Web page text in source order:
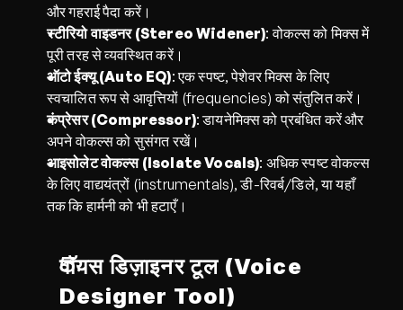
और गहराई पैदा करें।
स्टीरियो वाइडनर (Stereo Widener): वोकल्स को मिक्स में
पूरी तरह से व्यवस्थित करें।
ऑटो ईक्यू (Auto EQ): एक स्पष्ट, पेशेवर मिक्स के लिए
स्वचालित रूप से आवृत्तियों (frequencies) को संतुलित करें।
कंप्रेसर (Compressor): डायनेमिक्स को प्रबंधित करें और
अपने वोकल्स को सुसंगत रखें।
आइसोलेट वोकल्स (Isolate Vocals): अधिक स्पष्ट वोकल्स
के लिए वाद्ययंत्रों (instrumentals), डी-रिवर्ब/डिले, या यहाँ
तक कि हार्मनी को भी हटाएँ।
वॉयस डिज़ाइनर टूल (Voice
Designer Tool)